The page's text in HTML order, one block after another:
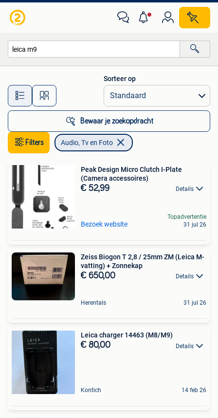
Alle afstanden…
Sorteer op
Bewaar je zoekopdracht
Filters Audio, Tv en Foto
Peak Design Micro Clutch I-Plate
(Camera accessoires)
€ 52,99 Details
Bezoek website
Topadvertentie
31 jul 26
Zeiss Biogon T 2,8 / 25mm ZM (Leica M-
vatting) + Zonnekap
€ 650,00 Details
Herentals 31 jul 26
Leica charger 14463 (M8/M9)
€ 80,00 Details
Kontich 14 feb 26